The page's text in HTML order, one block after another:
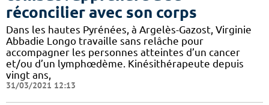
réconcilier avec son corps
Dans les hautes Pyrénées, à Argelès-Gazost, Virginie
Abbadie Longo travaille sans relâche pour
accompagner les personnes atteintes d’un cancer
et/ou d’un lymphœdème. Kinésithérapeute depuis
vingt ans,
31/03/2021 12:13